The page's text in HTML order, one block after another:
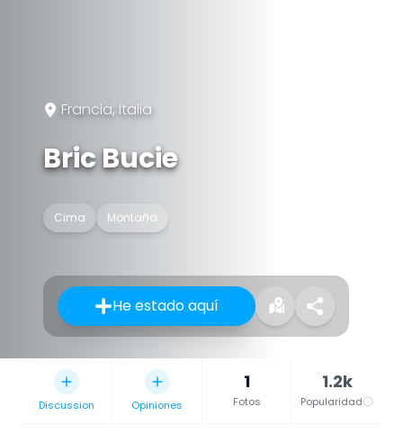
Francia, Italia
Bric Bucie
Cima Montaña
He estado aquí
Discussion Opiniones
1
Fotos
1.2k
Popularidad